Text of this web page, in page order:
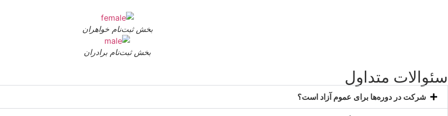
بخش ثبت‌نام خواهران
بخش ثبت‌نام برادران
سئوالات متداول
شرکت در دوره‌ها برای عموم آزاد است؟